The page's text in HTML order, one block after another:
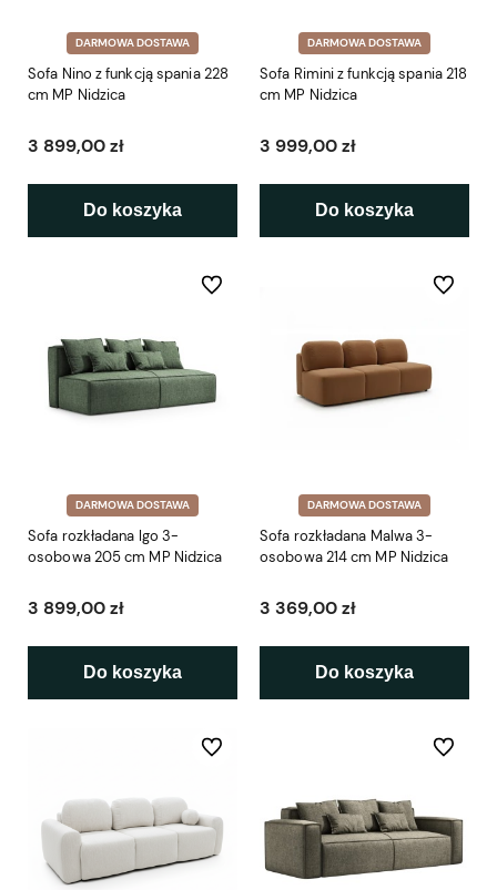
DARMOWA DOSTAWA
Sofa Nino z funkcją spania 228
cm MP Nidzica
3 899,00 zł
Do koszyka
DARMOWA DOSTAWA
Sofa Rimini z funkcją spania 218
cm MP Nidzica
3 999,00 zł
Do koszyka
DARMOWA DOSTAWA
Sofa rozkładana Igo 3-
osobowa 205 cm MP Nidzica
3 899,00 zł
Do koszyka
Do ulubionych
DARMOWA DOSTAWA
Sofa rozkładana Malwa 3-
osobowa 214 cm MP Nidzica
3 369,00 zł
Do koszyka
Do
Do ulubionych Do